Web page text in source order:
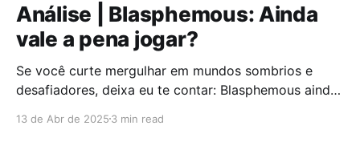
Análise | Blasphemous: Ainda
vale a pena jogar?
Se você curte mergulhar em mundos sombrios e
desafiadores, deixa eu te contar: Blasphemous ainda
de alguns anos. Esse metroidvania lançado em 2019
13 de Abr de 2025 3 min read